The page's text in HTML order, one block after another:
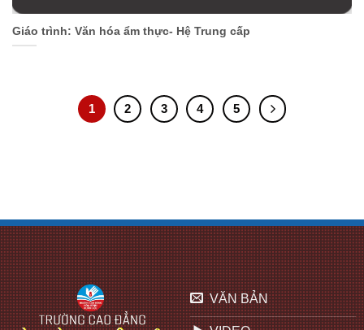
Giáo trình: Văn hóa ẩm thực- Hệ Trung cấp
1 2 3 4 5
VĂN BẢN